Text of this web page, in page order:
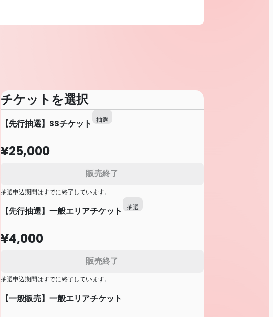
チケットを選択
【先行抽選】SSチケット 抽選
¥25,000
販売終了
抽選申込期間はすでに終了しています。
【先行抽選】一般エリアチケット 抽選
¥4,000
販売終了
抽選申込期間はすでに終了しています。
【一般販売】一般エリアチケット